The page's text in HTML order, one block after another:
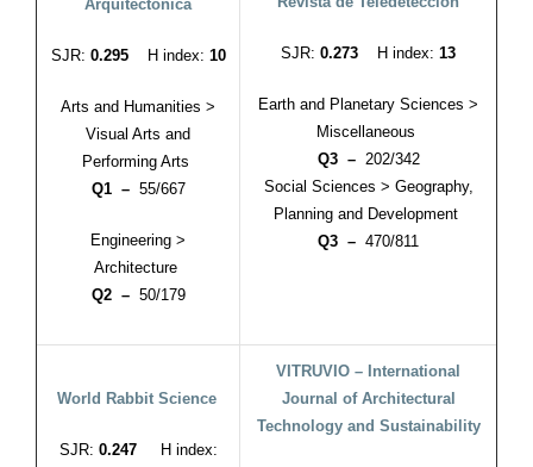
Arquitectónica
SJR: 0.295 H index: 10
Arts and Humanities >
Visual Arts and
Performing Arts
Q1 – 55/667
Engineering >
Architecture
Q2 – 50/179
SJR: 0.273 H index: 13
Earth and Planetary Sciences >
Miscellaneous
Q3 – 202/342
Social Sciences > Geography,
Planning and Development
Q3 – 470/811
World Rabbit Science
SJR: 0.247
H index:
VITRUVIO – International
Journal of Architectural
Technology and Sustainability